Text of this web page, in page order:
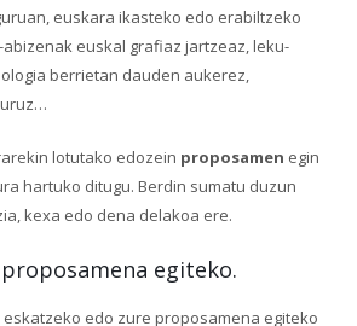
euskara ikasteko edo erabiltzeko
euskal grafiaz jartzeaz, leku-
berrietan dauden aukerez,
lotutako edozein proposamen egin
hartuko ditugu. Berdin sumatu duzun
kexa edo dena delakoa ere.
egiteko.
edo zure proposamena egiteko